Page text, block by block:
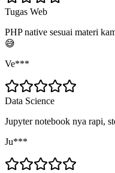
Tugas Web
PHP native sesuai materi
😅
Ve***
Data Science
Jupyter notebook nya rapi,
Ju***